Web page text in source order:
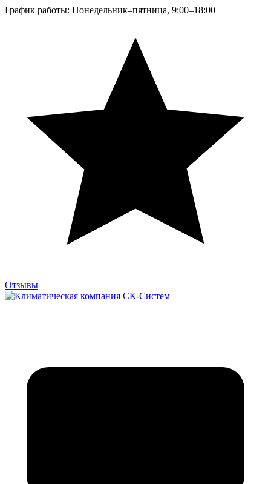
График работы: Понедельник–пятница, 9:00–18:00
Отзывы